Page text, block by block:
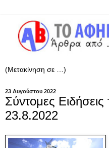
23 Αυγούστου 2022
Σύντομες
23.8.2022